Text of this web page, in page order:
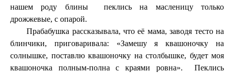
нашем роду блины пеклись на масленицу только
дрожжевые, с опарой.
Прабабушка рассказывала, что её мама, заводя тесто на
блинчики, приговаривала: «Замешу я квашоночку на
солнышке, поставлю квашоночку на столбышке, будет моя
квашоночка полным-полна с краями ровна». Пеклись